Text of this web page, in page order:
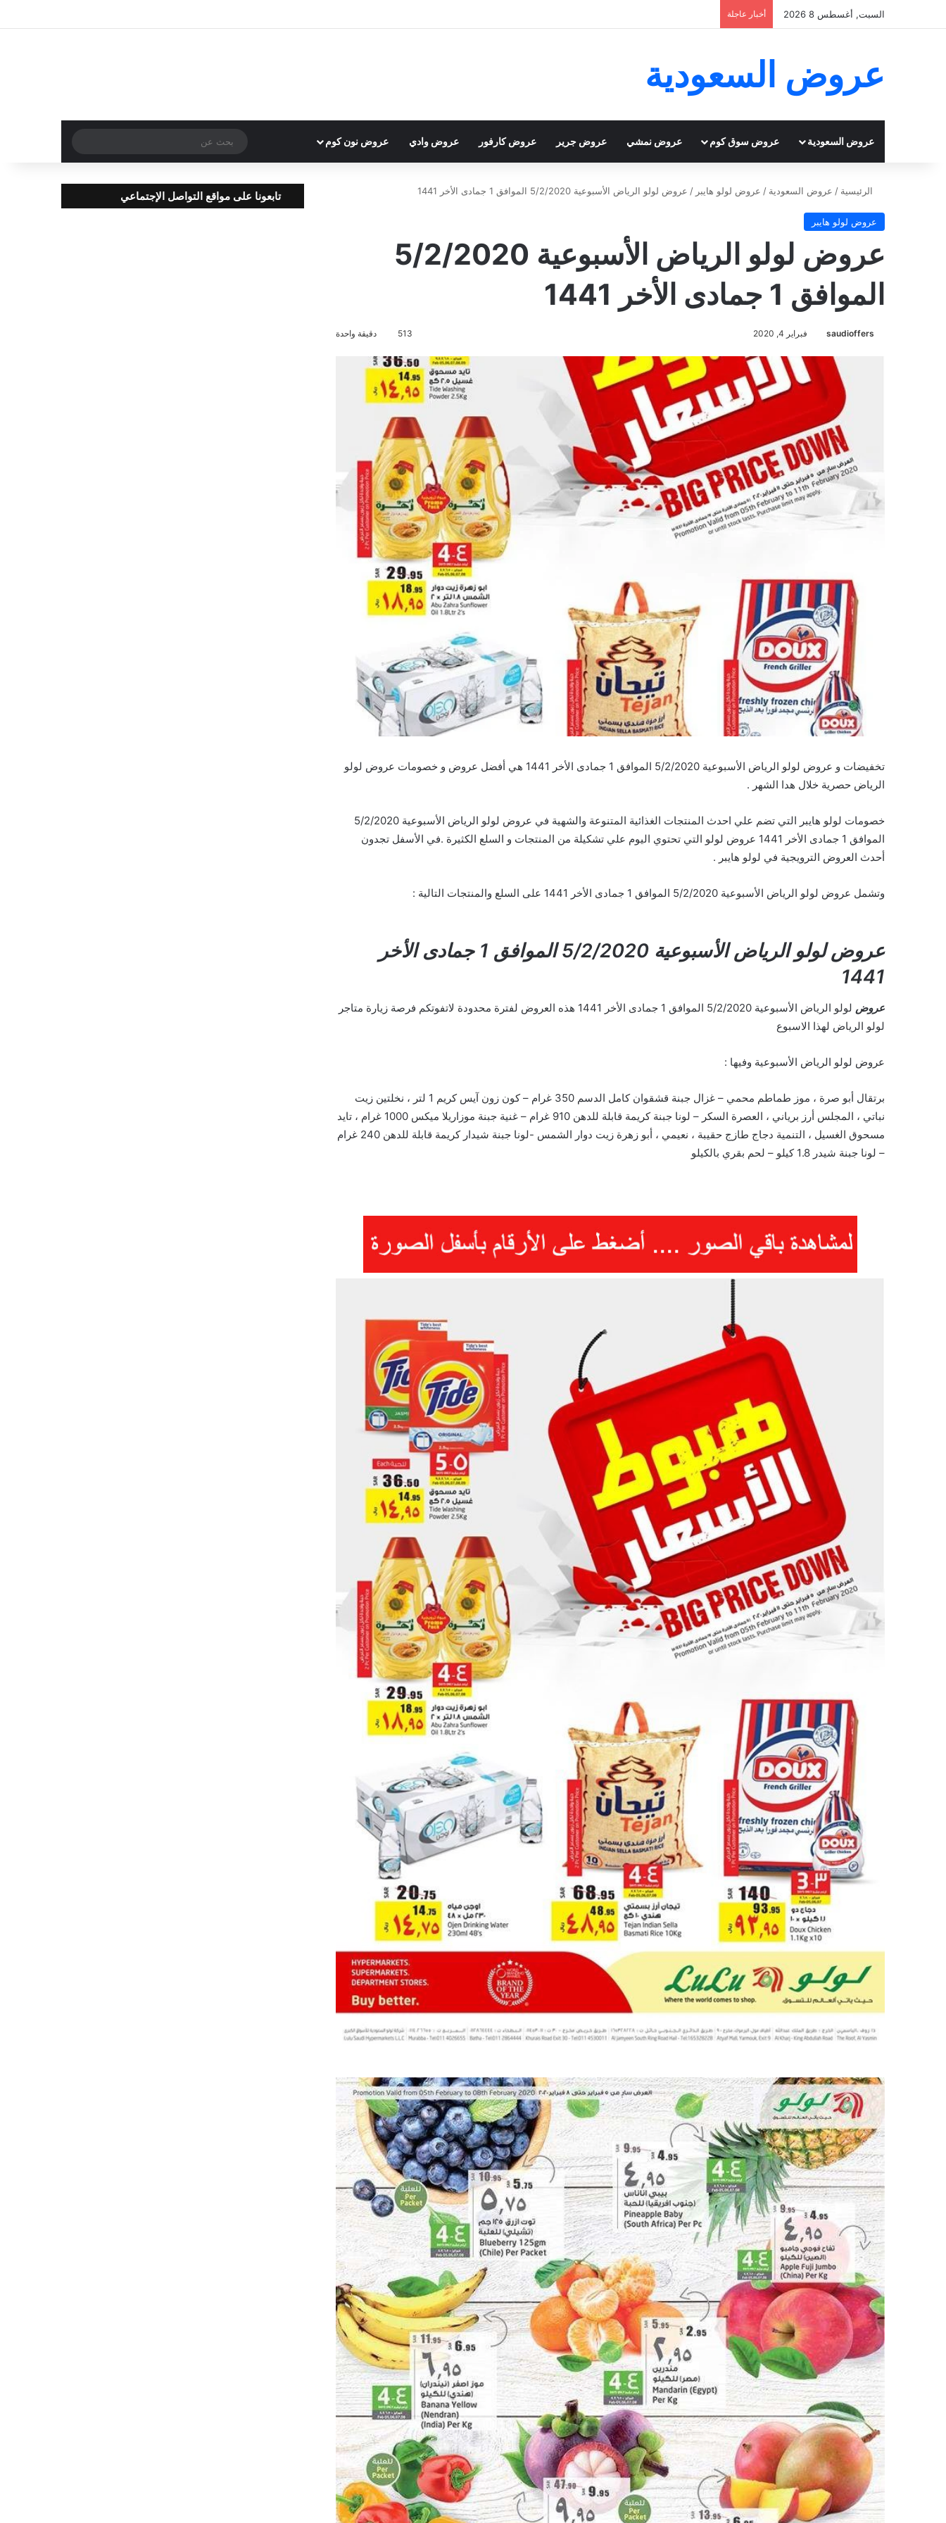
السبت, أغسطس 8 2026 أخبار عاجلة
عروض السعودية
عروض السعودية عروض سوق كوم عروض نمشي عروض جرير عروض كارفور عروض وادي عروض نون كوم
عن
الرئيسية / عروض السعودية / عروض لولو هايبر / عروض لولو الرياض الأسبوعية 5/2/2020 الموافق 1 جمادى الأخر 1441
عروض لولو هايبر
عروض لولو الرياض الأسبوعية 5/2/2020
الموافق 1 جمادى الأخر 1441
saudioffers فبراير 4, 2020 513 دقيقة واحدة
تخفيضات و عروض لولو الرياض الأسبوعية 5/2/2020 الموافق 1 جمادى الأخر 1441 هي أفضل عروض و خصومات عروض لولو
الرياض حصرية خلال هدا الشهر .
خصومات لولو هايبر التي تضم علي احدث المنتجات الغذائية المتنوعة والشهية في عروض لولو الرياض الأسبوعية 5/2/2020
الموافق 1 جمادى الأخر 1441 عروض لولو التي تحتوي اليوم علي تشكيلة من المنتجات و السلع الكثيرة .في الأسفل تجدون
أحدث العروض الترويجية في لولو هايبر .
وتشمل عروض لولو الرياض الأسبوعية 5/2/2020 الموافق 1 جمادى الأخر 1441 على السلع والمنتجات التالية :
عروض لولو الرياض الأسبوعية 5/2/2020 الموافق 1 جمادى الأخر
1441
عروض
لولو الرياض الأسبوعية 5/2/2020 الموافق 1 جمادى الأخر 1441 هذه العروض لفترة محدودة لاتفوتكم فرصة زيارة متاجر
لولو الرياض لهذا الاسبوع
عروض لولو الرياض الأسبوعية وفيها :
برتقال أبو صرة ، موز طماطم محمي – غزال جبنة قشقوان كامل الدسم 350 غرام – كون زون آيس كريم 1 لتر ، نخلتين زيت
نباتي ، المجلس أرز برياني ، العصرة السكر – لونا جبنة كريمة قابلة للدهن 910 غرام – غنية جبنة موزاريلا ميكس 1000 غرام ، تايد
مسحوق الغسيل ، التنمية دجاج طازج حقيبة ، نعيمي ، أبو زهرة زيت دوار الشمس -لونا جبنة شيدار كريمة قابلة للدهن 240 غرام
– لونا جبنة شيدر 1.8 كيلو – لحم بقري بالكيلو
تابعونا على مواقع التواصل الإجتماعي